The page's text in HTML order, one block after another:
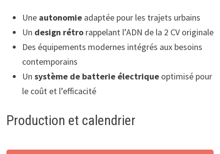
Une autonomieadaptée pour les trajets urbains
Un design rétrorappelant l’ADN de la 2 CV originale
Des équipements modernes intégrés aux besoins
contemporains
Un système de batterie électriqueoptimisé pour
le coût et l’efficacité
Production et calendrier